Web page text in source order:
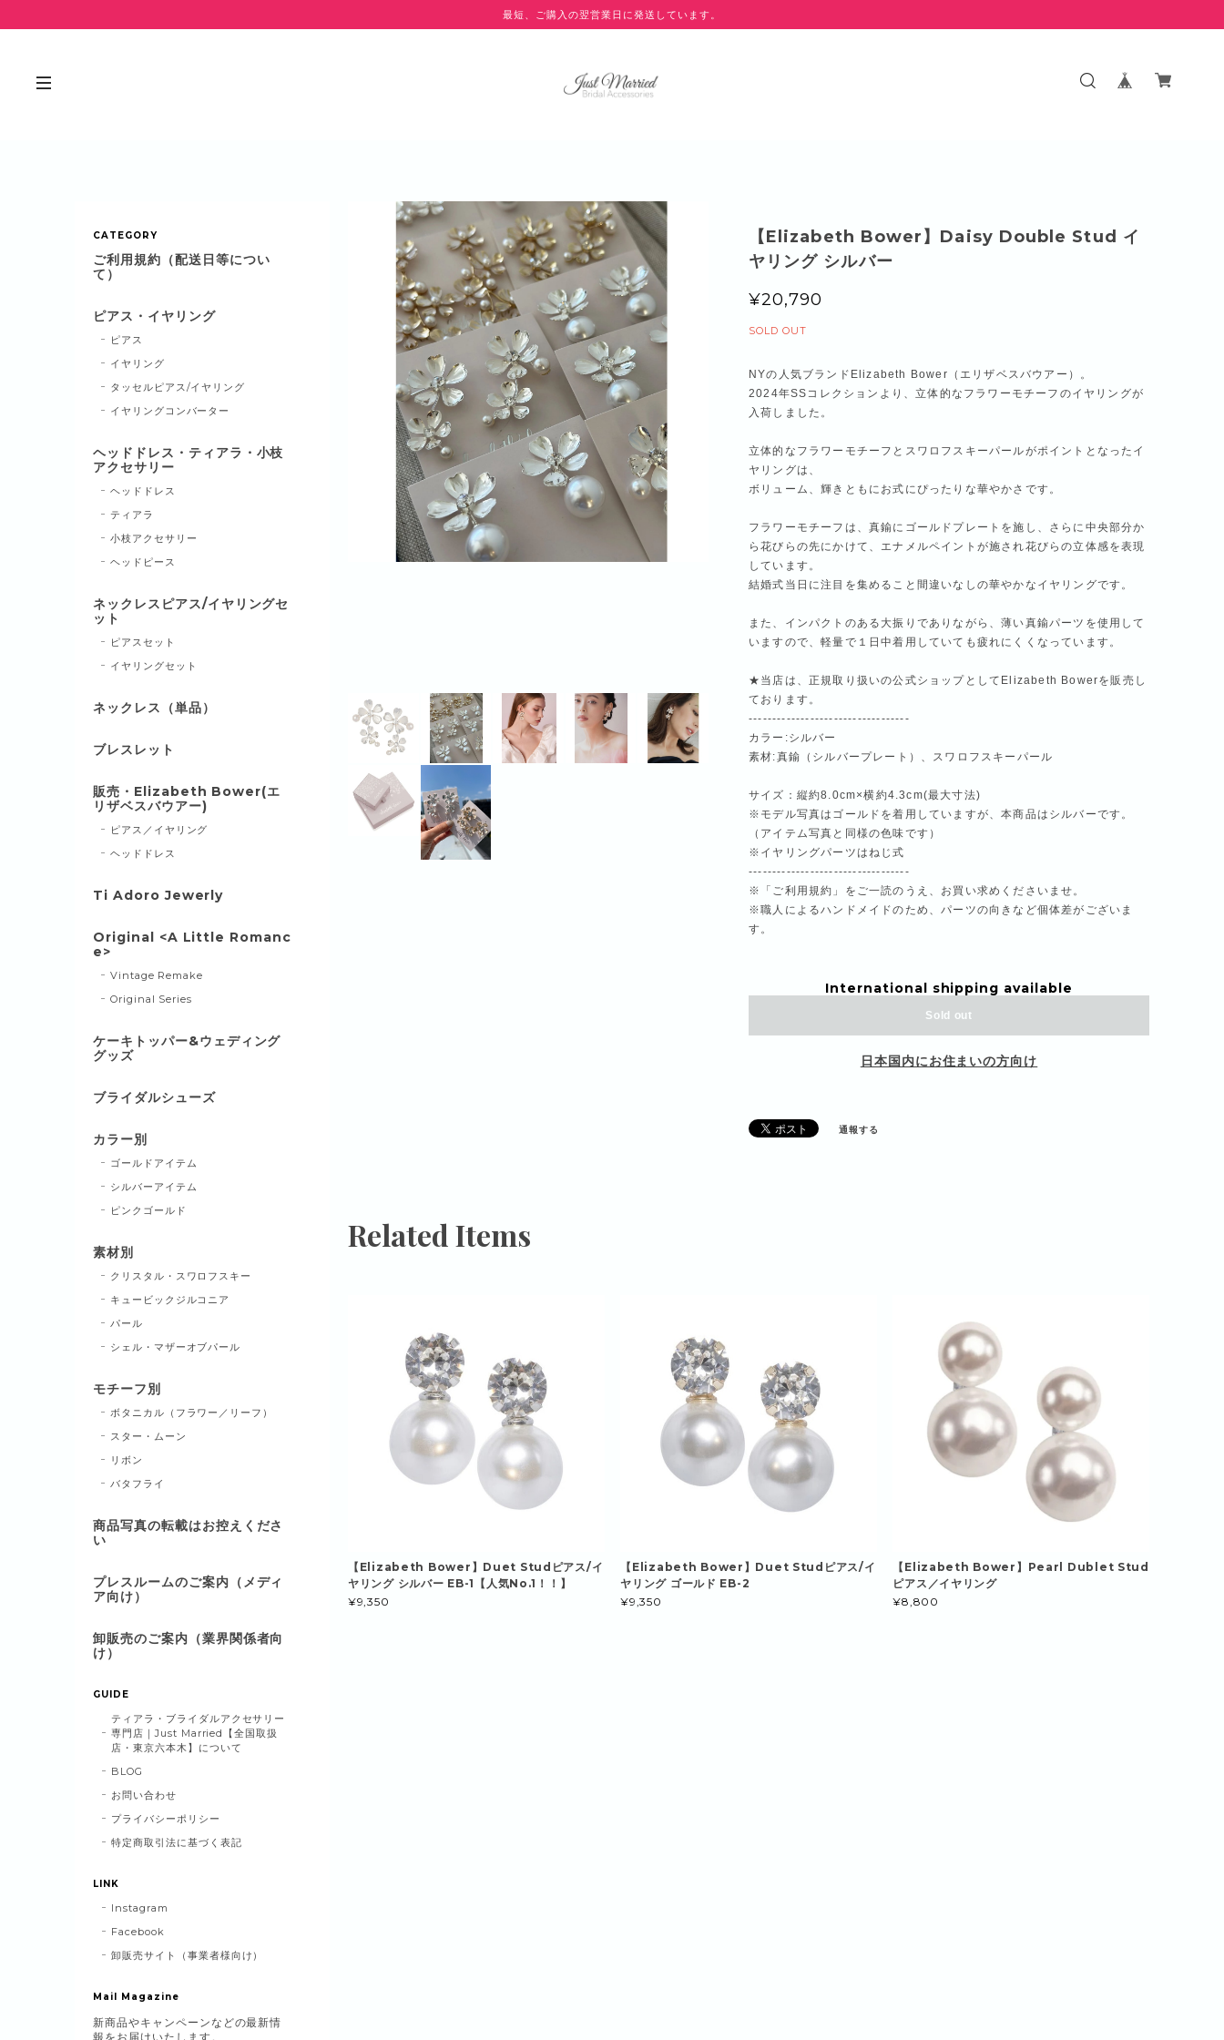
最短、ご購入の翌営業日に発送しています。
【Elizabeth Bower】Daisy Double Stud イ
ヤリング シルバー
¥20,790
SOLD OUT
NYの人気ブランドElizabeth Bower（エリザベスバウアー）。
2024年SSコレクションより、立体的なフラワーモチーフのイヤリングが
入荷しました。
立体的なフラワーモチーフとスワロフスキーパールがポイントとなったイ
ヤリングは、
ボリューム、輝きともにお式にぴったりな華やかさです。
フラワーモチーフは、真鍮にゴールドプレートを施し、さらに中央部分か
ら花びらの先にかけて、エナメルペイントが施され花びらの立体感を表現
しています。
結婚式当日に注目を集めること間違いなしの華やかなイヤリングです。
また、インパクトのある大振りでありながら、薄い真鍮パーツを使用して
いますので、軽量で１日中着用していても疲れにくくなっています。
★当店は、正規取り扱いの公式ショップとしてElizabeth Bowerを販売し
ております。
----------------------------------
カラー:シルバー
素材:真鍮（シルバープレート）、スワロフスキーパール
サイズ：縦約8.0cm×横約4.3cm(最大寸法)
※モデル写真はゴールドを着用していますが、本商品はシルバーです。
（アイテム写真と同様の色味です）
※イヤリングパーツはねじ式
----------------------------------
※「ご利用規約」をご一読のうえ、お買い求めくださいませ。
※職人によるハンドメイドのため、パーツの向きなど個体差がございま
す。
International shipping available
Sold out
日本国内にお住まいの方向け
通報する
Related Items
【Elizabeth Bower】Duet Studピアス/イ
ヤリング シルバー EB-1【人気No.1！！】
¥9,350
【Elizabeth Bower】Duet Studピアス/イ
ヤリング ゴールド EB-2
¥9,350
【Elizabeth Bower】Pearl Dublet Stud
ピアス／イヤリング
¥8,800
CATEGORY
ご利用規約（配送日等につい
て）
ピアス・イヤリング
ピアス
イヤリング
タッセルピアス/イヤリング
イヤリングコンバーター
ヘッドドレス・ティアラ・小枝
アクセサリー
ヘッドドレス
ティアラ
小枝アクセサリー
ヘッドピース
ネックレスピアス/イヤリングセ
ット
ピアスセット
イヤリングセット
ネックレス（単品）
ブレスレット
販売・Elizabeth Bower(エ
リザベスバウアー)
ピアス／イヤリング
ヘッドドレス
Ti Adoro Jewerly
Original <A Little Romanc
e>
Vintage Remake
Original Series
ケーキトッパー&ウェディング
グッズ
ブライダルシューズ
カラー別
ゴールドアイテム
シルバーアイテム
ピンクゴールド
素材別
クリスタル・スワロフスキー
キュービックジルコニア
パール
シェル・マザーオブパール
モチーフ別
ボタニカル（フラワー／リーフ）
スター・ムーン
リボン
バタフライ
商品写真の転載はお控えくださ
い
プレスルームのご案内（メディ
ア向け）
卸販売のご案内（業界関係者向
け）
GUIDE
ティアラ・ブライダルアクセサリー
専門店｜Just Married【全国取扱
店・東京六本木】について
BLOG
お問い合わせ
プライバシーポリシー
特定商取引法に基づく表記
LINK
Instagram
Facebook
卸販売サイト（事業者様向け）
Mail Magazine
新商品やキャンペーンなどの最新情
報をお届けいたします。